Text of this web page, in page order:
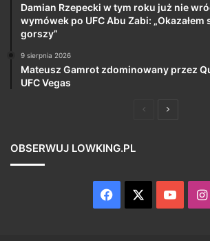
Damian Rzepecki w tym roku już nie
wymówek po UFC Abu Zabi:
gorszy”
9 sierpnia 2026
Mateusz Gamrot zdominowany przez
UFC Vegas
PoprzedniaNastępna
OBSERWUJ LOWKING.PL
Facebook